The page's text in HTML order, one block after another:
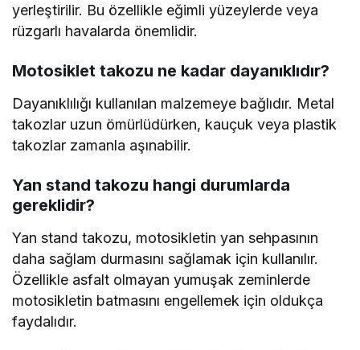
yerleştirilir. Bu özellikle eğimli yüzeylerde veya
rüzgarlı havalarda önemlidir.
Motosiklet takozu ne kadar dayanıklıdır?
Dayanıklılığı kullanılan malzemeye bağlıdır. Metal
takozlar uzun ömürlüdürken, kauçuk veya plastik
takozlar zamanla aşınabilir.
Yan stand takozu hangi durumlarda
gereklidir?
Yan stand takozu, motosikletin yan sehpasının
daha sağlam durmasını sağlamak için kullanılır.
Özellikle asfalt olmayan yumuşak zeminlerde
motosikletin batmasını engellemek için oldukça
faydalıdır.